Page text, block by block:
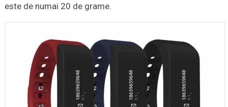
este de numai 20 de grame.